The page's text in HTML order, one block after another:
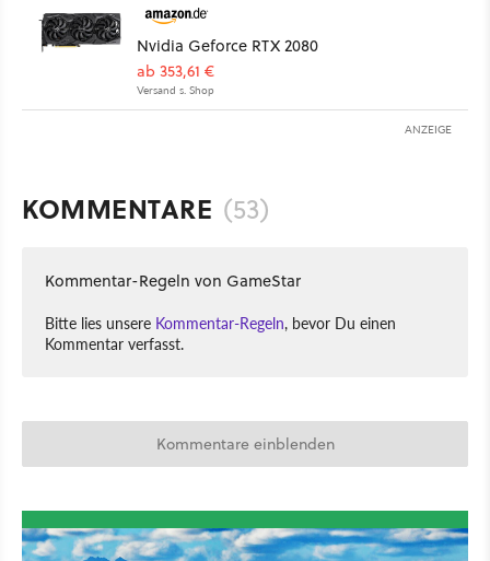
Nvidia Geforce RTX 2080
ab 353,61 €
Versand s. Shop
ANZEIGE
KOMMENTARE (53)
Kommentar-Regeln von GameStar
Bitte lies unsere Kommentar-Regeln, bevor Du einen
Kommentar verfasst.
Kommentare einblenden